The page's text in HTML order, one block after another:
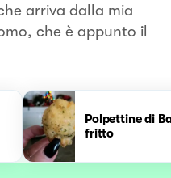
arriva dalla mia
che è appunto il
Polpettine di
fritto